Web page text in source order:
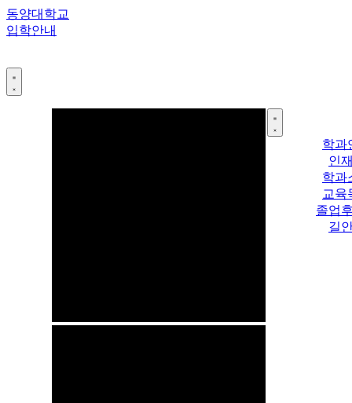
콘
텐
건
너
동양대학교
입학안내
학과
인
학과
교육
졸업
길